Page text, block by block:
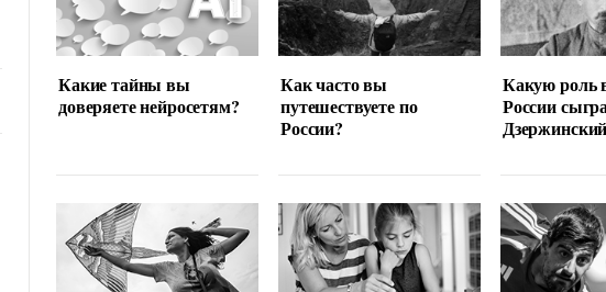
Какие тайны вы
доверяете нейросетям?
Как часто вы
путешествуете по
России?
Какую роль
России